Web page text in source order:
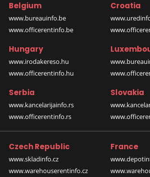
Belgium
www.bureauinfo.be
www.officerentinfo.be
Croatia
Hungary
www.irodakereso.hu
www.officerentinfo.hu
Serbia
www.kancelarijainfo.rs
www.officerentinfo.rs
Slovakia
Czech Republic
www.skladinfo.cz
www.warehouserentinfo.cz
France